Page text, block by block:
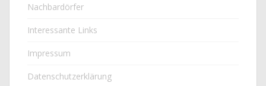
Nachbardörfer
Interessante Links
Impressum
Datenschutzerklärung